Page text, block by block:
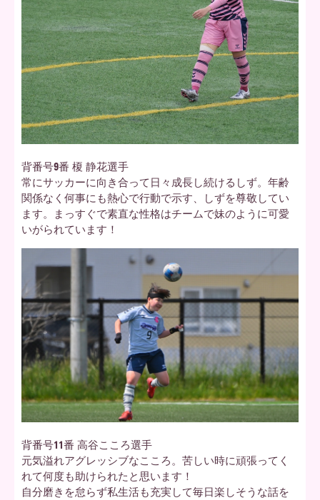
背番号9番 榎 静花選手
常にサッカーに向き合って日々成長し続けるしず。年齢
関係なく何事にも熱心で行動で示す、しずを尊敬してい
ます。まっすぐで素直な性格はチームで妹のように可愛
いがられています！
背番号11番 高谷こころ選手
元気溢れアグレッシブなこころ。苦しい時に頑張ってく
れて何度も助けられたと思います！
自分磨きを怠らず私生活も充実して毎日楽しそうな話を